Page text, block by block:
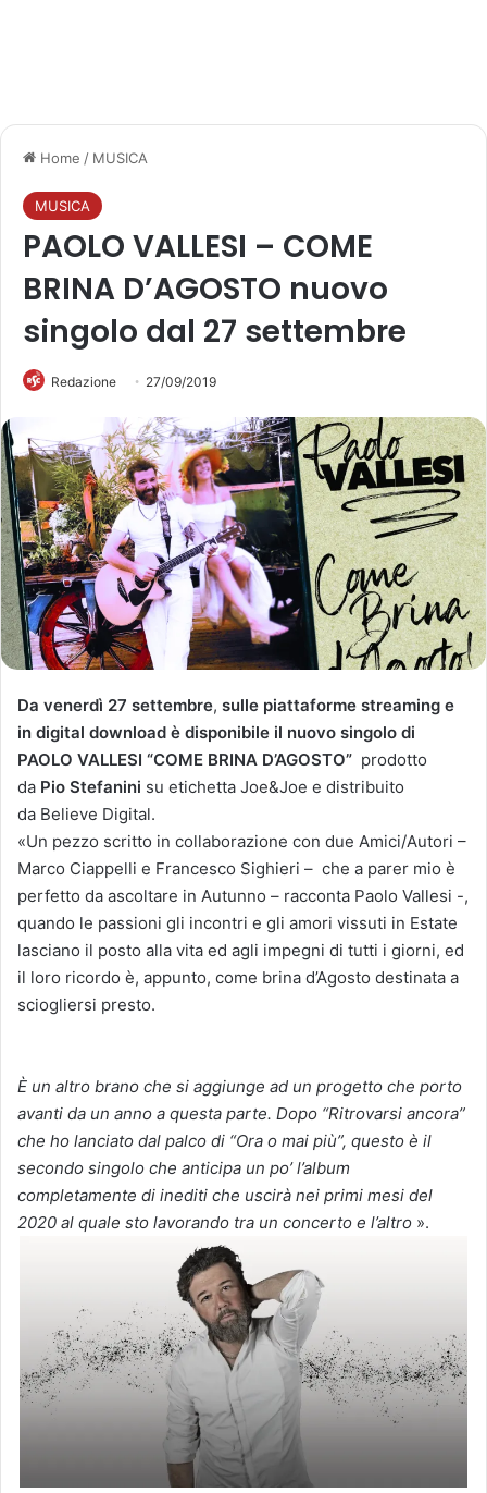
Home / MUSICA
MUSICA
PAOLO VALLESI – COME
BRINA D’AGOSTO nuovo
singolo dal 27 settembre
Redazione 27/09/2019
Da venerdì 27 settembre, sulle piattaforme streaming e
in digital download è disponibile il nuovo singolo di
PAOLO VALLESI “COME BRINA D’AGOSTO” prodotto
da Pio Stefanini su etichetta Joe&Joe e distribuito
da Believe Digital.
«Un pezzo scritto in collaborazione con due Amici/Autori –
Marco Ciappelli e Francesco Sighieri – che a parer mio è
perfetto da ascoltare in Autunno – racconta Paolo Vallesi -,
quando le passioni gli incontri e gli amori vissuti in Estate
lasciano il posto alla vita ed agli impegni di tutti i giorni, ed
il loro ricordo è, appunto, come brina d’Agosto destinata a
sciogliersi presto.
È un altro brano che si aggiunge ad un progetto che porto
avanti da un anno a questa parte. Dopo “Ritrovarsi ancora”
che ho lanciato dal palco di “Ora o mai più”, questo è il
secondo singolo che anticipa un po’ l’album
completamente di inediti che uscirà nei primi mesi del
2020 al quale sto lavorando tra un concerto e l’altro ».